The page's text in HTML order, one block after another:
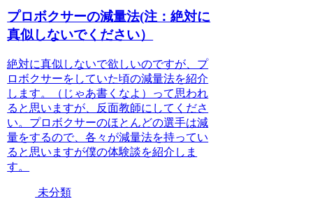
プロボクサーの減量法(注：絶対に
真似しないでください）
絶対に真似しないで欲しいのですが、プ
ロボクサーをしていた頃の減量法を紹介
します。（じゃあ書くなよ）って思われ
ると思いますが、反面教師にしてくださ
い。プロボクサーのほとんどの選手は減
量をするので、各々が減量法を持ってい
ると思いますが僕の体験談を紹介しま
す。
未分類